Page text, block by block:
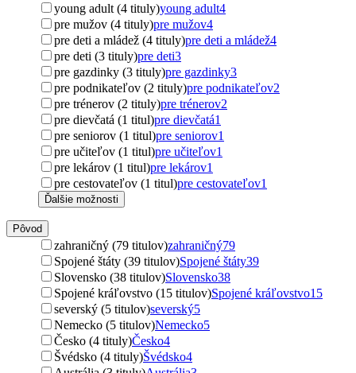
young adult (4 tituly)young adult4
pre mužov (4 tituly)pre mužov4
pre deti a mládež (4 tituly)pre deti a mládež4
pre deti (3 tituly)pre deti3
pre gazdinky (3 tituly)pre gazdinky3
pre podnikateľov (2 tituly)pre podnikateľov2
pre trénerov (2 tituly)pre trénerov2
pre dievčatá (1 titul)pre dievčatá1
pre seniorov (1 titul)pre seniorov1
pre učiteľov (1 titul)pre učiteľov1
pre lekárov (1 titul)pre lekárov1
pre cestovateľov (1 titul)pre cestovateľov1
Ďalšie možnosti
Pôvod
zahraničný (79 titulov)zahraničný79
Spojené štáty (39 titulov)Spojené štáty39
Slovensko (38 titulov)Slovensko38
Spojené kráľovstvo (15 titulov)Spojené kráľovstvo15
severský (5 titulov)severský5
Nemecko (5 titulov)Nemecko5
Česko (4 tituly)Česko4
Švédsko (4 tituly)Švédsko4